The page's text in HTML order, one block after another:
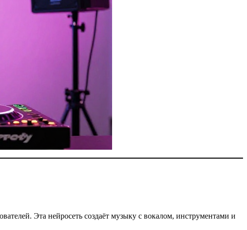
Эта нейросеть создаёт музыку с вокалом, инструментами и